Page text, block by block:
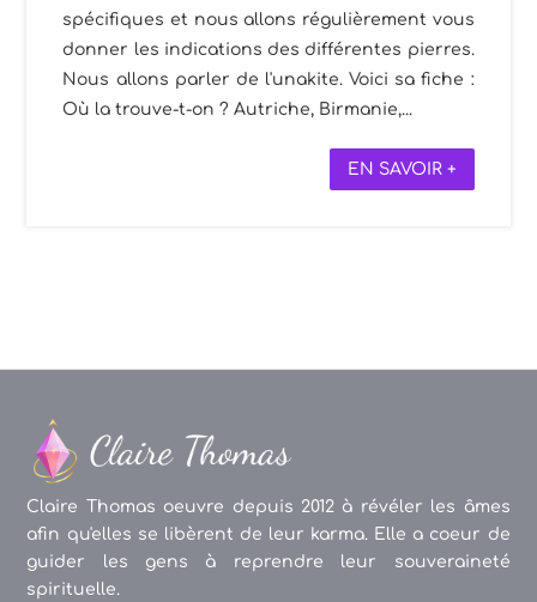
spécifiques et nous allons régulièrement vous
donner les indications des différentes pierres.
Nous allons parler de l'unakite. Voici sa fiche :
Où la trouve-t-on ? Autriche, Birmanie,...
EN SAVOIR +
Claire Thomas oeuvre depuis 2012 à révéler les âmes
afin qu'elles se libèrent de leur karma. Elle a coeur de
guider les gens à reprendre leur souveraineté
spirituelle.